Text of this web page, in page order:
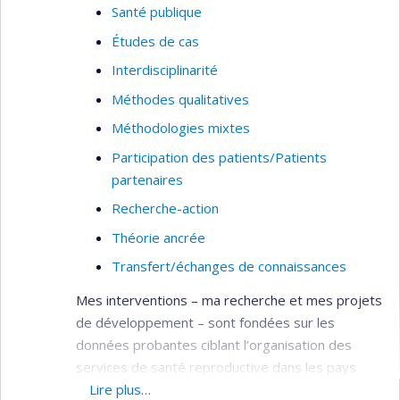
Santé publique
Études de cas
Interdisciplinarité
Méthodes qualitatives
Méthodologies mixtes
Participation des patients/Patients
partenaires
Recherche-action
Théorie ancrée
Transfert/échanges de connaissances
Mes interventions – ma recherche et mes projets
de développement – sont fondées sur les
données probantes ciblant l’organisation des
services de santé reproductive dans les pays
francophones en développement,
Lire plus…